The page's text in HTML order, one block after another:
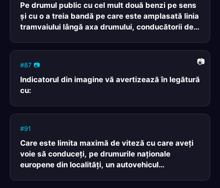
Pe drumul public cu cel mult două benzi pe sens
şi cu o a treia bandă pe care este amplasată linia
tramvaiului lângă axa drumului, conducătorii de
#87 📷
Indicatorul din imagine vă avertizează în legătură
cu:
#91
Care este limita maximă de viteză cu care aveţi
voie să conduceţi, pe drumurile naţionale
europene din localităţi, un autovehicul